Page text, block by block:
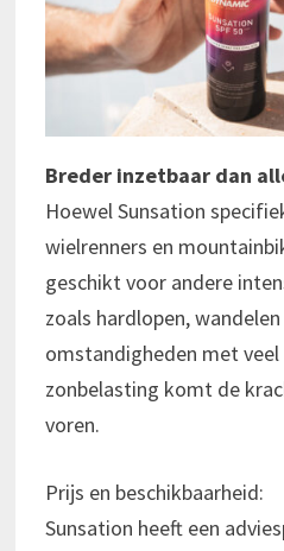
Breder inzetbaar dan
Hoewel Sunsation
wielrenners en
geschikt voor andere
zoals hardlopen,
omstandigheden met
zonbelasting komt de
voren.
Prijs en beschikbaarheid:
Sunsation heeft een